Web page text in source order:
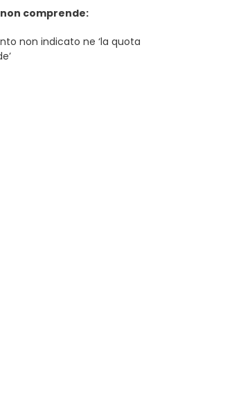
comprende:
non indicato ne ‘la quota